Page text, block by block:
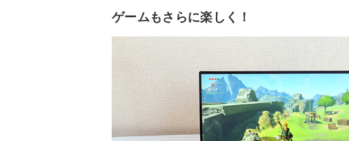
ゲームもさらに楽しく！